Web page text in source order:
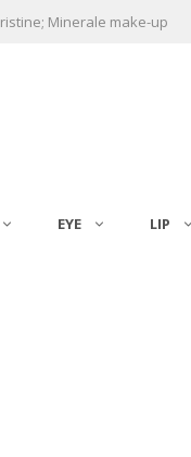
Minerale make-up
EYE LIP